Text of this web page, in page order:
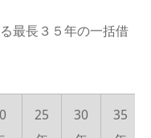
最長３５年の一括借
25
30
35